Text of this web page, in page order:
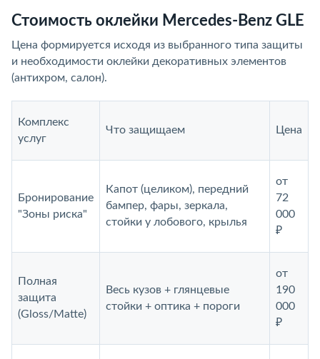
Стоимость оклейки Mercedes-Benz GLE
Цена формируется исходя из выбранного типа защиты
и необходимости оклейки декоративных элементов
(антихром, салон).
Комплекс
услуг
Что защищаем Цена
Бронирование
"Зоны риска"
Капот (целиком), передний
бампер, фары, зеркала,
стойки у лобового, крылья
от
72
000
₽
Полная
защита
(Gloss/Matte)
Весь кузов + глянцевые
стойки + оптика + пороги
от
190
000
₽